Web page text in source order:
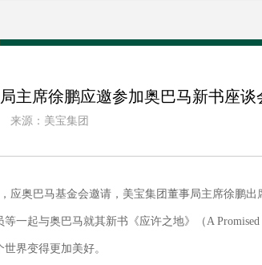
主席徐鹏应邀参加奥巴马新书座谈
来源：美宝集团
奥巴马基金会邀请，美宝集团董事局主席徐鹏出
等一起与奥巴马就其新书《应许之地》（A
界变得更加美好。